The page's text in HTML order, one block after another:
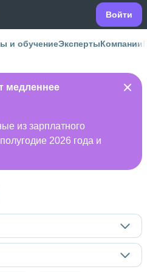
Войти
и обучениеЭкспертыКомпании
медленнее
из зарплатного
2026 года и